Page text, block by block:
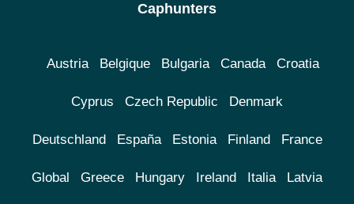
Caphunters
Austria Belgique Bulgaria Canada Croatia
Cyprus Czech Republic Denmark
Deutschland España Estonia Finland France
Global Greece Hungary Ireland Italia Latvia